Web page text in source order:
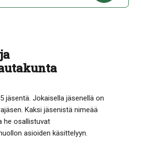
jäsentä. Jokaisella jäsenellä on
Kaksi jäsenistä nimeää
he osallistuvat
asioiden käsittelyyn.